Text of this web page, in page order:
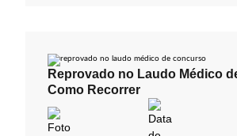
Reprovado no Laudo Médico
Como Recorrer